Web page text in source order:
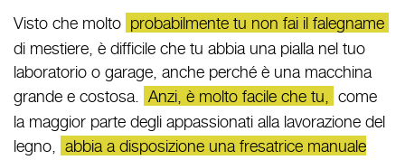
Visto che molto probabilmente tu non fai il falegname
di mestiere, è difficile che tu abbia una pialla nel tuo
laboratorio o garage, anche perché è una macchina
grande e costosa.
Anzi, è molto facile che tu,
come
la maggior parte degli appassionati alla lavorazione del
legno,
abbia a disposizione una fresatrice manuale